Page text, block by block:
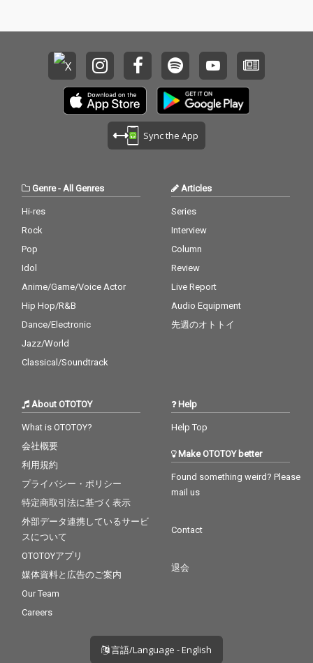
Sync the App
Genre- All Genres
Hi-res
Rock
Pop
Idol
Anime/Game/Voice Actor
Hip Hop/R&B
Dance/Electronic
Jazz/World
Classical/Soundtrack
Articles
Series
Interview
Column
Review
Live Report
Audio Equipment
先週のオトトイ
About OTOTOY
What is OTOTOY?
会社概要
利用規約
プライバシー・ポリシー
特定商取引法に基づく表示
外部データ連携しているサービ
スについて
OTOTOYアプリ
媒体資料と広告のご案内
Our Team
Careers
Help
Help Top
Make OTOTOY better
Found something weird? Please
mail us
Contact
退会
言語/Language - English